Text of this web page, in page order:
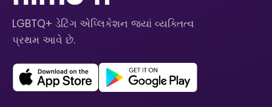
LGBTQ+ ડેટિંગ એપ્લિકેશન જ્યાં વ્યક્તિત્વ
પ્રથમ આવે છે.